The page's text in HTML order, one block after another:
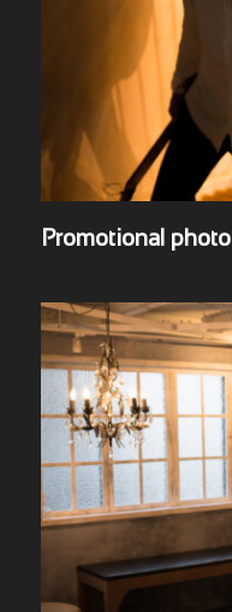
Promotional photo